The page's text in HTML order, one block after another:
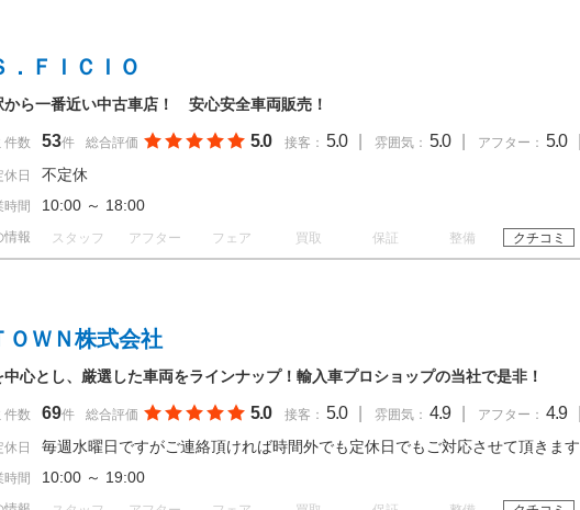
．ＦＩＣＩＯ
から一番近い中古車店！ 安心安全車両販売！
件数 53件 総合評価 5.0 接客： 5.0 雰囲気： 5.0 アフター： 5.0
休日 不定休
時間 10:00 ～ 18:00
情報 スタッフ アフター フェア 買取 保証 整備 クチコミ
ＯＷＮ株式会社
中心とし、厳選した車両をラインナップ！輸入車プロショップの当社で是非！
件数 69件 総合評価 5.0 接客： 5.0 雰囲気： 4.9 アフター： 4.9
休日 毎週水曜日ですがご連絡頂ければ時間外でも定休日でもご対応させて頂きます
時間 10:00 ～ 19:00